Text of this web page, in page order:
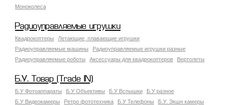
Моноколеса
Радиоуправляемые игрушки
Квадрокоптеры
Летающие, плавающие игрушки
Радиоуправляемые машины
Радиоуправляемые игрушки разные
Радиоуправляемые роботы
Аксессуары для квадрокоптеров Вертолеты
Б.У. Товар (Trade IN)
Б.У Фотоаппараты Б.У Объективы Б.У Вспышки
Б.У разное
Б.У Видеокамеры
Ретро фототехника Б.У Телефоны
Б.У. Экшн камеры